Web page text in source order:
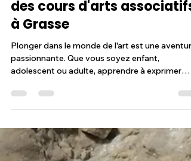
Avantages et opportunités
des cours d'arts associatifs
à Grasse
Plonger dans le monde de l'art est une aventure
adolescent ou adulte, apprendre à exprimer
les ateliers d'art associatifs offrent un cadre
pour développer vos talents. Je vous invite à
découvrir les nombreux avantages et